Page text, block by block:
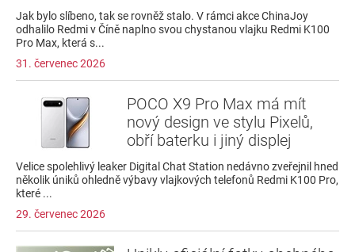
Jak bylo slíbeno, tak se rovněž stalo. V rámci akce ChinaJoy
odhalilo Redmi v Číně naplno svou chystanou vlajku Redmi K100
Pro Max, která s...
31. červenec 2026
POCO X9 Pro Max má mít
nový design ve stylu Pixelů,
obří baterku i jiný displej
Velice spolehlivý leaker Digital Chat Station nedávno zveřejnil hned
několik úniků ohledně výbavy vlajkových telefonů Redmi K100 Pro,
které ...
29. červenec 2026